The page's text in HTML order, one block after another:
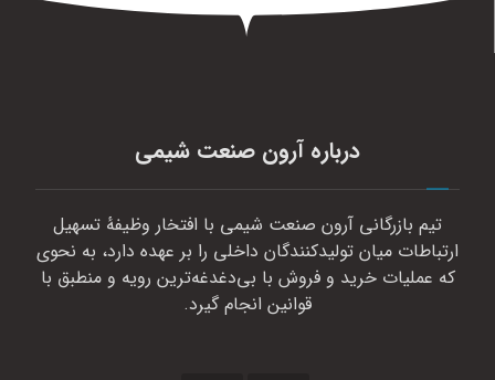
درباره آرون صنعت شیمی
تیم بازرگانی آرون صنعت شیمی با افتخار وظیفهٔ تسهیل
ارتباطات میان تولیدکنندگان داخلی را بر عهده دارد، به نحوی
که عملیات خرید و فروش با بی‌دغدغه‌ترین رویه و منطبق با
قوانین انجام گیرد.